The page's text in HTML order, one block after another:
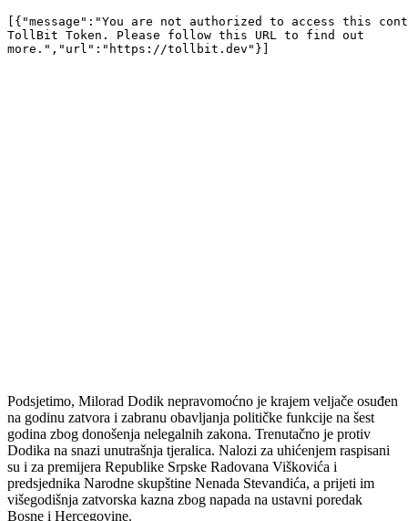
Podsjetimo, Milorad Dodik nepravomoćno je krajem veljače osuđen
na godinu zatvora i zabranu obavljanja političke funkcije na šest
godina zbog donošenja nelegalnih zakona. Trenutačno je protiv
Dodika na snazi unutrašnja tjeralica. Nalozi za uhićenjem raspisani
su i za premijera Republike Srpske Radovana Viškovića i
predsjednika Narodne skupštine Nenada Stevandića, a prijeti im
višegodišnja zatvorska kazna zbog napada na ustavni poredak
Bosne i Hercegovine.